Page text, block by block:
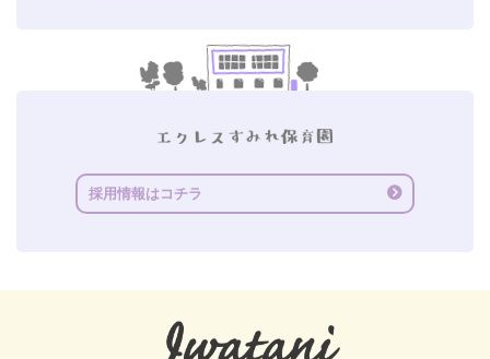
採用情報はコチラ